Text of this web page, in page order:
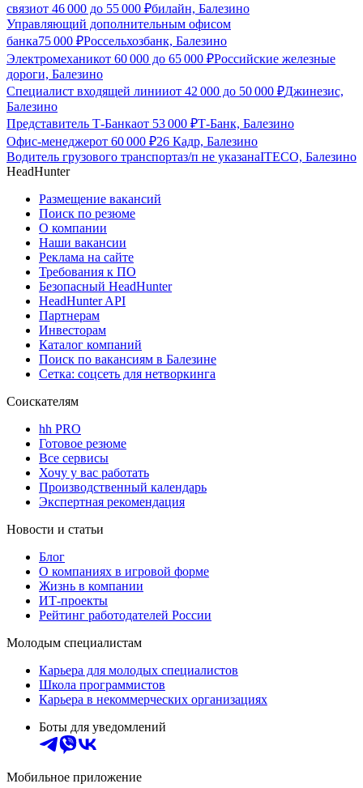
связиот 46 000 до 55 000 ₽билайн, Балезино
Управляющий дополнительным офисом
банка75 000 ₽Россельхозбанк, Балезино
Электромеханикот 60 000 до 65 000 ₽Российские железные
дороги, Балезино
Специалист входящей линииот 42 000 до 50 000 ₽Джинезис,
Балезино
Представитель Т-Банкаот 53 000 ₽Т-Банк, Балезино
Офис-менеджерот 60 000 ₽26 Кадр, Балезино
Водитель грузового транспортаз/п не указанаITECO, Балезино
HeadHunter
Размещение вакансий
Поиск по резюме
О компании
Наши вакансии
Реклама на сайте
Требования к ПО
Безопасный HeadHunter
HeadHunter API
Партнерам
Инвесторам
Каталог компаний
Поиск по вакансиям в Балезине
Сетка: соцсеть для нетворкинга
Соискателям
hh PRO
Готовое резюме
Все сервисы
Хочу у вас работать
Производственный календарь
Экспертная рекомендация
Новости и статьи
Блог
О компаниях в игровой форме
Жизнь в компании
ИТ-проекты
Рейтинг работодателей России
Молодым специалистам
Карьера для молодых специалистов
Школа программистов
Карьера в некоммерческих организациях
Боты для уведомлений
Мобильное приложение